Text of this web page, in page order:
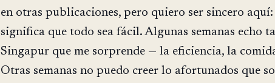
en otras publicaciones, pero quiero ser sincero
significa que todo sea fácil. Algunas semanas echo
Singapur que me sorprende — la eficiencia, la
Otras semanas no puedo creer lo afortunados que